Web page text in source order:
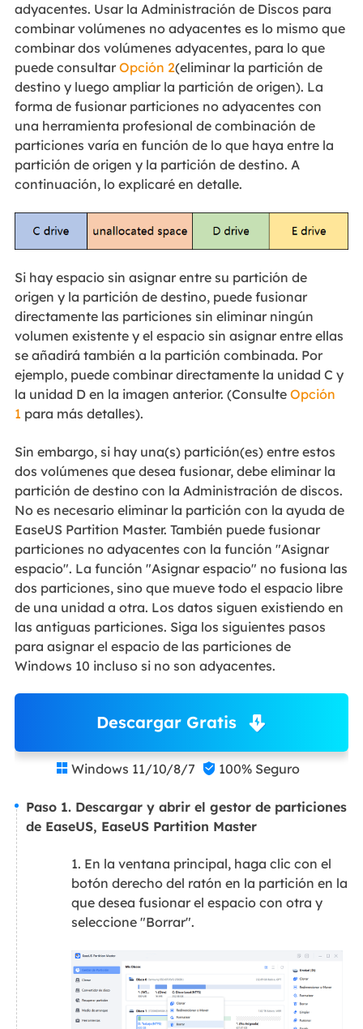
adyacentes. Usar la Administración de Discos para
combinar volúmenes no adyacentes es lo mismo que
combinar dos volúmenes adyacentes, para lo que
puede consultar Opción 2(eliminar la partición de
destino y luego ampliar la partición de origen). La
forma de fusionar particiones no adyacentes con
una herramienta profesional de combinación de
particiones varía en función de lo que haya entre la
partición de origen y la partición de destino. A
continuación, lo explicaré en detalle.
Si hay espacio sin asignar entre su partición de
origen y la partición de destino, puede fusionar
directamente las particiones sin eliminar ningún
volumen existente y el espacio sin asignar entre ellas
se añadirá también a la partición combinada. Por
ejemplo, puede combinar directamente la unidad C y
la unidad D en la imagen anterior. (Consulte Opción
1 para más detalles).
Sin embargo, si hay una(s) partición(es) entre estos
dos volúmenes que desea fusionar, debe eliminar la
partición de destino con la Administración de discos.
No es necesario eliminar la partición con la ayuda de
EaseUS Partition Master. También puede fusionar
particiones no adyacentes con la función "Asignar
espacio". La función "Asignar espacio" no fusiona las
dos particiones, sino que mueve todo el espacio libre
de una unidad a otra. Los datos siguen existiendo en
las antiguas particiones. Siga los siguientes pasos
para asignar el espacio de las particiones de
Windows 10 incluso si no son adyacentes.
Descargar Gratis
 Windows 11/10/8/7  100% Seguro
Paso 1. Descargar y abrir el gestor de particiones
de EaseUS, EaseUS Partition Master
1. En la ventana principal, haga clic con el
botón derecho del ratón en la partición en la
que desea fusionar el espacio con otra y
seleccione "Borrar".